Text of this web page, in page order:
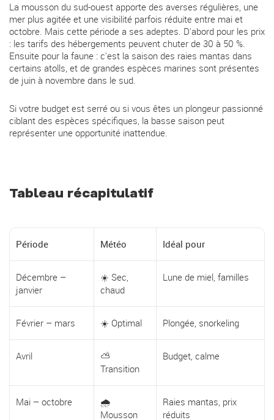
La mousson du sud-ouest apporte des averses régulières, une
mer plus agitée et une visibilité parfois réduite entre mai et
octobre. Mais cette période a ses adeptes. D'abord pour les prix
: les tarifs des hébergements peuvent chuter de 30 à 50 %.
Ensuite pour la faune : c'est la saison des raies mantas dans
certains atolls, et de grandes espèces marines sont présentes
de juin à novembre dans le sud.
Si votre budget est serré ou si vous êtes un plongeur passionné
ciblant des espèces spécifiques, la basse saison peut
représenter une opportunité inattendue.
Tableau récapitulatif
Période Météo Idéal pour
Décembre –
janvier
☀️ Sec,
chaud
Lune de miel, familles
Février – mars ☀️ Optimal Plongée, snorkeling
Avril
⛅
Transition
Budget, calme
Mai – octobre
🌧️
Mousson
Raies mantas, prix
réduits